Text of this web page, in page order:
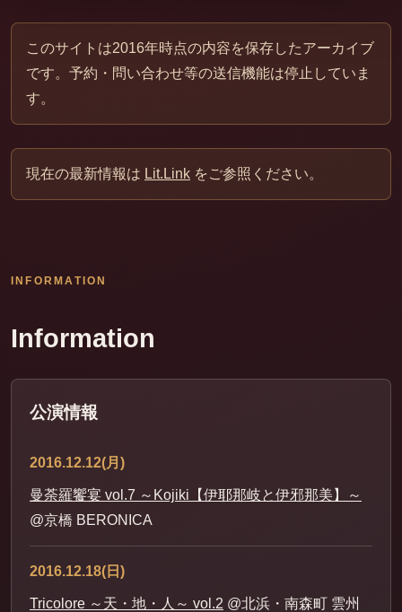
このサイトは2016年時点の内容を保存したアーカイブ
です。予約・問い合わせ等の送信機能は停止していま
す。
現在の最新情報は Lit.Link をご参照ください。
INFORMATION
Information
公演情報
2016.12.12(月)
曼荼羅饗宴 vol.7 ～Kojiki【伊耶那岐と伊邪那美】～
@京橋 BERONICA
2016.12.18(日)
Tricolore ～天・地・人～ vol.2 @北浜・南森町 雲州